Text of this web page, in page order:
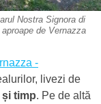
Nostra Signora di
aproape de Vernazza
-
livezi de
timp. Pe de altă